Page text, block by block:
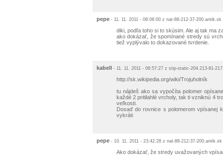
pepe - 11. 11. 2011 - 08:06:00 z nat-88-212-37-200.antik.sk
diki, podľa toho si to skúsim. Ale aj tak ma
ako dokázať, že spomínané stredy sú
tiež vyplývalo to dokazované tvrdenie.
kabell - 11. 11. 2011 - 06:57:27 z stip-static-204.213-81-
http://sk.wikipedia.org/wiki/Trojuholník
tu nájdeš ako sa vypočíta polomer
každé 2 pritilahlé vrcholy, tak ti vzniknú 4
veľkosti.
Dosaď do rovnice s polomerom vpísanej
vykráti
pepe - 10. 11. 2011 - 23:42:28 z nat-88-212-37-200.antik.sk
Ako dokázať, že stredy uvažovaných